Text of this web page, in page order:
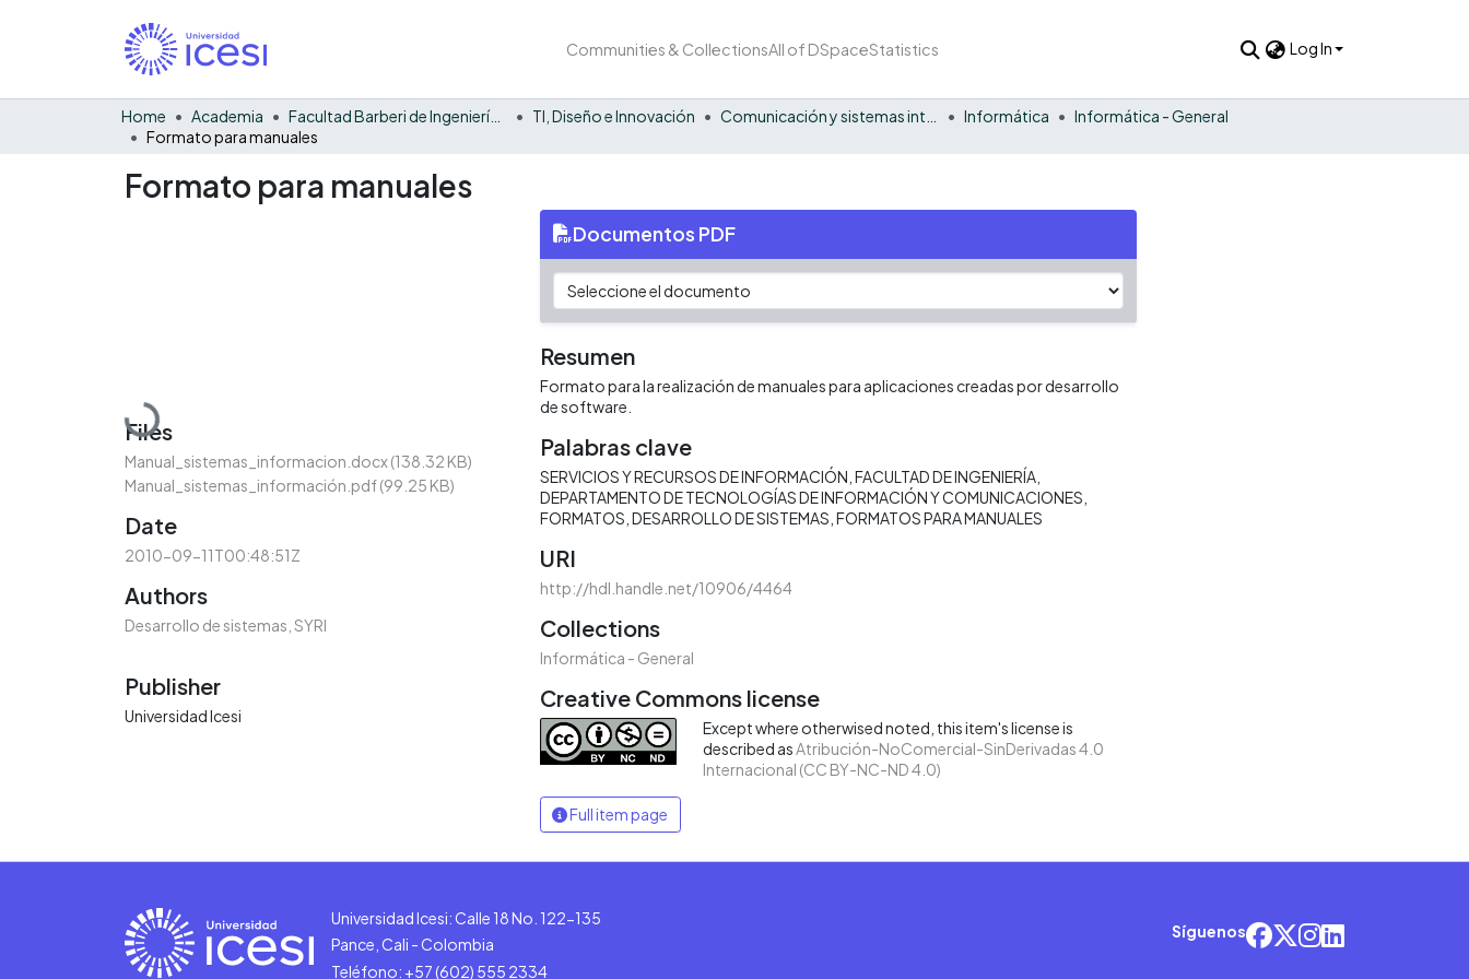
Communities & CollectionsAll of DSpaceStatistics Log In
Home Academia Facultad Barberi de Ingeniería, Diseño y Ciencias Aplicadas TI, Diseño e Innovación Informática
Informática - General
Formato para manuales
Formato para manuales
Loading...
Files
Manual_sistemas_informacion.docx(138.32 KB)
Manual_sistemas_información.pdf(99.25 KB)
Date
2010-09-11T00:48:51Z
Authors
Desarrollo de sistemas, SYRI
Publisher
Universidad Icesi
Documentos PDF
Resumen
Formato para la realización de manuales para aplicaciones creadas por desarrollo
de software.
Palabras clave
SERVICIOS Y RECURSOS DE INFORMACIÓN FACULTAD DE INGENIERÍA
DEPARTAMENTO DE TECNOLOGÍAS DE INFORMACIÓN Y COMUNICACIONES
FORMATOS DESARROLLO DE SISTEMAS FORMATOS PARA MANUALES
URI
http://hdl.handle.net/10906/4464
Collections
Informática - General
Creative Commons license
Except where otherwised noted, this item's license is
described as Atribución-NoComercial-SinDerivadas 4.0
Internacional (CC BY-NC-ND 4.0)
Full item page
Universidad Icesi: Calle 18 No. 122-135
Pance, Cali - Colombia
Teléfono: +57 (602) 555 2334
Síguenos